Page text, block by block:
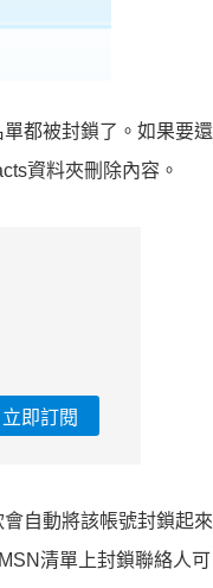
都被封鎖了。如果要還
資料夾刪除內容。
立即訂閱
自動將該帳號封鎖起來
清單上封鎖聯絡人可